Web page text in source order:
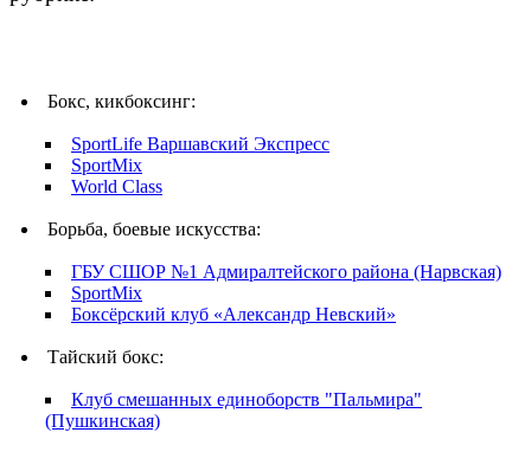
Бокс, кикбоксинг:
SportLife Варшавский Экспресс
SportMix
World Class
Борьба, боевые искусства:
ГБУ СШОР №1 Адмиралтейского района (Нарвская)
SportMix
Боксёрский клуб «Александр Невский»
Тайский бокс:
Клуб смешанных единоборств "Пальмира"
(Пушкинская)